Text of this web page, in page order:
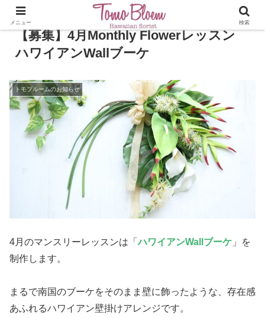
【募集】4月Monthly Flowerレッスン
ハワイアンWallブーケ
トモブルームのお知らせ
4月のマンスリーレッスンは「ハワイアンWallブーケ 」を
制作します。
まるで南国のブーケをそのまま壁に飾ったような、存在感
あふれるハワイアン壁掛けアレンジです。
メニュー 検索